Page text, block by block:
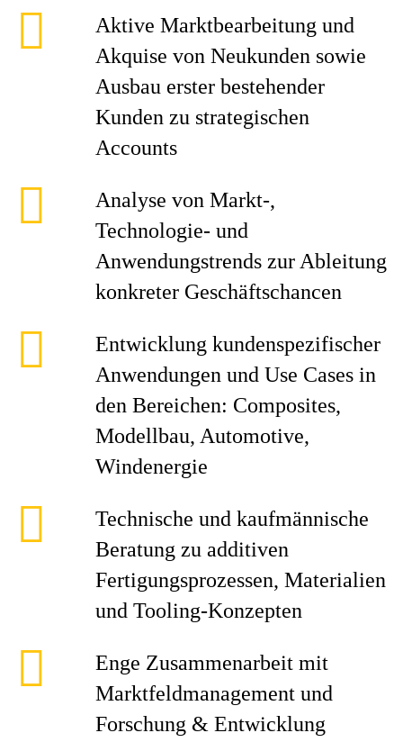
Aktive Marktbearbeitung und
Akquise von Neukunden sowie
Ausbau erster bestehender
Kunden zu strategischen
Accounts
Analyse von Markt-,
Technologie- und
Anwendungstrends zur Ableitung
konkreter Geschäftschancen
Entwicklung kundenspezifischer
Anwendungen und Use Cases in
den Bereichen: Composites,
Modellbau, Automotive,
Windenergie
Technische und kaufmännische
Beratung zu additiven
Fertigungsprozessen, Materialien
und Tooling-Konzepten
Enge Zusammenarbeit mit
Marktfeldmanagement und
Forschung & Entwicklung